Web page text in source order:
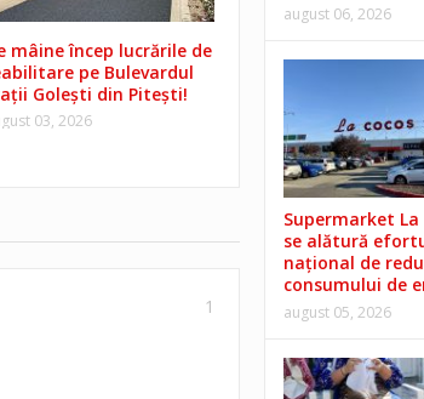
mâine încep lucrările de
pe Bulevardul
Golești din Pitești!
03, 2026
1
august 06, 2026
Supermarket La
se alătură
național de
consumului de
august 05, 2026